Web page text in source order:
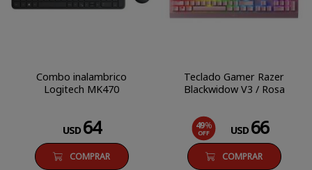
Combo inalambrico
Logitech MK470
USD 64
COMPRAR
Teclado Gamer Razer
Blackwidow V3 / Rosa
49%
OFF USD 66
COMPRAR